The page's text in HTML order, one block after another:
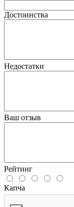
Достоинства
Недостатки
Ваш отзыв
Рейтинг
Капча